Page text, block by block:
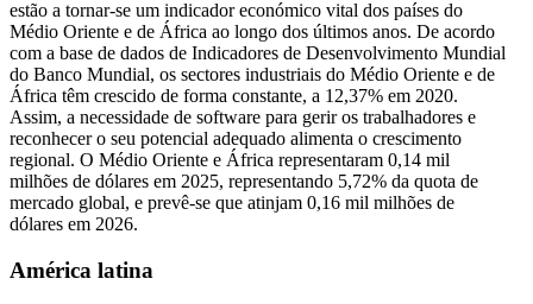
estão a tornar-se um indicador económico vital dos países do
Médio Oriente e de África ao longo dos últimos anos. De acordo
com a base de dados de Indicadores de Desenvolvimento Mundial
do Banco Mundial, os sectores industriais do Médio Oriente e de
África têm crescido de forma constante, a 12,37% em 2020.
Assim, a necessidade de software para gerir os trabalhadores e
reconhecer o seu potencial adequado alimenta o crescimento
regional. O Médio Oriente e África representaram 0,14 mil
milhões de dólares em 2025, representando 5,72% da quota de
mercado global, e prevê-se que atinjam 0,16 mil milhões de
dólares em 2026.
América latina